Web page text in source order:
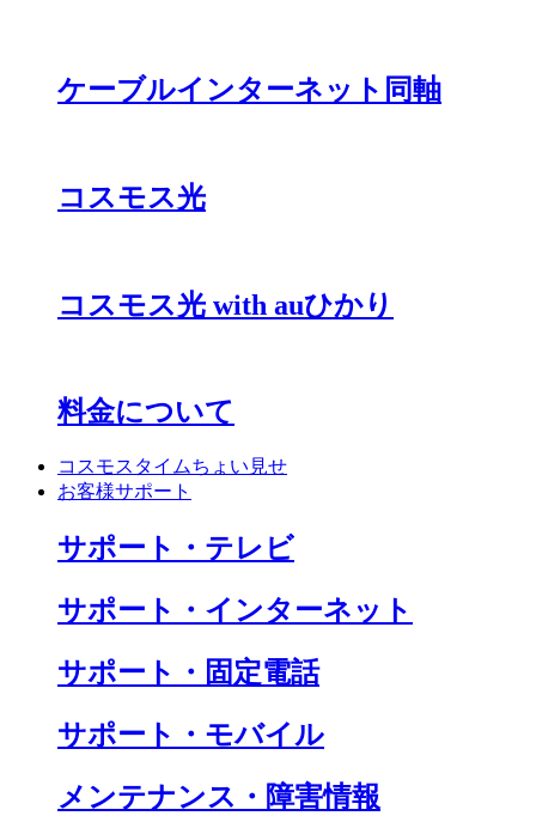
ケーブルインターネット同軸
コスモス光
コスモス光 with auひかり
料金について
コスモスタイムちょい見せ
お客様サポート
サポート・テレビ
サポート・インターネット
サポート・固定電話
サポート・モバイル
メンテナンス・障害情報